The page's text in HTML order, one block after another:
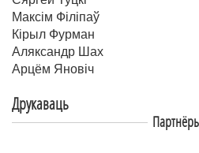
Максім Філіпаў
Кірыл Фурман
Аляксандр Шах
Арцём Яновіч
Друкаваць